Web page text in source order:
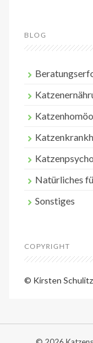
BLOG
Natürliches
Sonstiges
COPYRIGHT
© Kirsten Schulitz